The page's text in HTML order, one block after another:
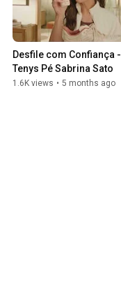
Desfile com Confiança -
Tenys Pé Sabrina Sato
1.6K views • 5 months ago